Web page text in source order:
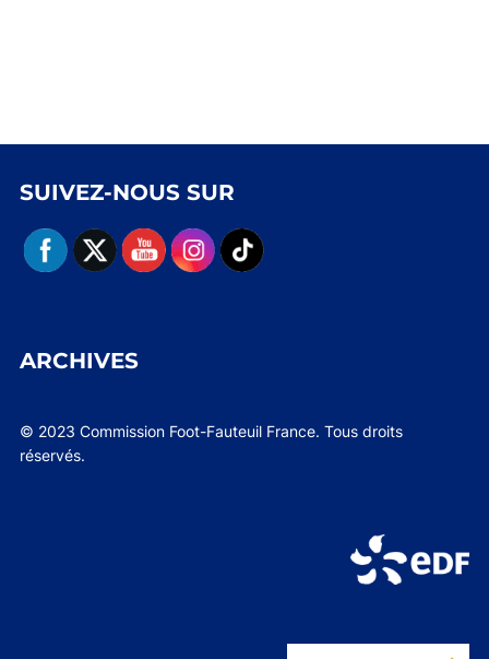
SUIVEZ-NOUS SUR
ARCHIVES
© 2023 Commission Foot-Fauteuil France. Tous droits
réservés.